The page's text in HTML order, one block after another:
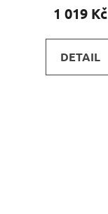
1 019 Kč
DETAIL